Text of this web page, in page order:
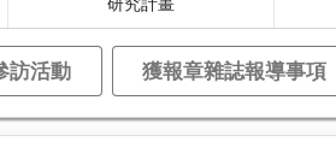
訪活動 獲報章雜誌報導事項